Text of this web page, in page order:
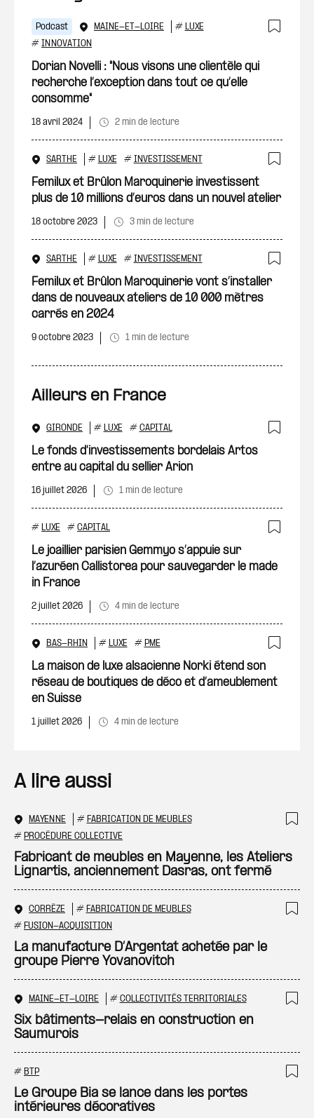
Podcast MAINE-ET-LOIRE # LUXE
# INNOVATION
Dorian Novelli : "Nous visons une clientèle qui
recherche l’exception dans tout ce qu’elle
consomme"
18 avril 2024 2 min de lecture
SARTHE # LUXE # INVESTISSEMENT
Femilux et Brûlon Maroquinerie investissent
plus de 10 millions d’euros dans un nouvel atelier
18 octobre 2023 3 min de lecture
SARTHE # LUXE # INVESTISSEMENT
Femilux et Brûlon Maroquinerie vont s’installer
dans de nouveaux ateliers de 10 000 mètres
carrés en 2024
9 octobre 2023 1 min de lecture
Ailleurs en France
GIRONDE # LUXE # CAPITAL
Le fonds d'investissements bordelais Artos
entre au capital du sellier Arion
16 juillet 2026 1 min de lecture
# LUXE # CAPITAL
Le joaillier parisien Gemmyo s’appuie sur
l’azuréen Callistorea pour sauvegarder le made
in France
2 juillet 2026 4 min de lecture
BAS-RHIN # LUXE # PME
La maison de luxe alsacienne Norki étend son
réseau de boutiques de déco et d’ameublement
en Suisse
1 juillet 2026 4 min de lecture
A lire aussi
MAYENNE # FABRICATION DE MEUBLES
# PROCÉDURE COLLECTIVE
Fabricant de meubles en Mayenne, les Ateliers
Lignartis, anciennement Dasras, ont fermé
CORRÈZE # FABRICATION DE MEUBLES
# FUSION-ACQUISITION
La manufacture D’Argentat achetée par le
groupe Pierre Yovanovitch
MAINE-ET-LOIRE # COLLECTIVITÉS TERRITORIALES
Six bâtiments-relais en construction en
Saumurois
# BTP
Le Groupe Bia se lance dans les portes
intérieures décoratives